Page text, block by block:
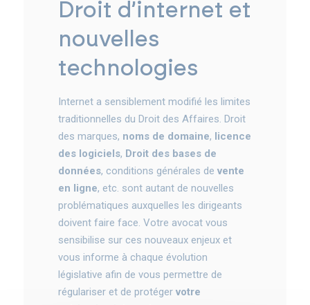
droit d’internet et
nouvelles
technologies
Internet a sensiblement modifié les limites
traditionnelles du Droit des Affaires. Droit
des marques, noms de domaine, licence
des logiciels, Droit des bases de
données, conditions générales devente
en ligne, etc. sont autant de nouvelles
problématiques auxquelles les dirigeants
doivent faire face. Votre avocat vous
sensibilise sur ces nouveaux enjeux et
vous informe à chaque évolution
législative afin de vous permettre de
régulariser et de protégervotre